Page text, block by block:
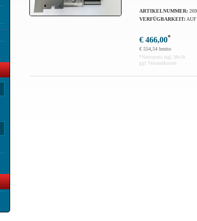
ARTIKELNUMMER:
VERFÜGBARKEIT:
€ 466,00*
€ 554,54 brutto
* Nettopreis zzgl. MwSt.
ggf. Versandkosten